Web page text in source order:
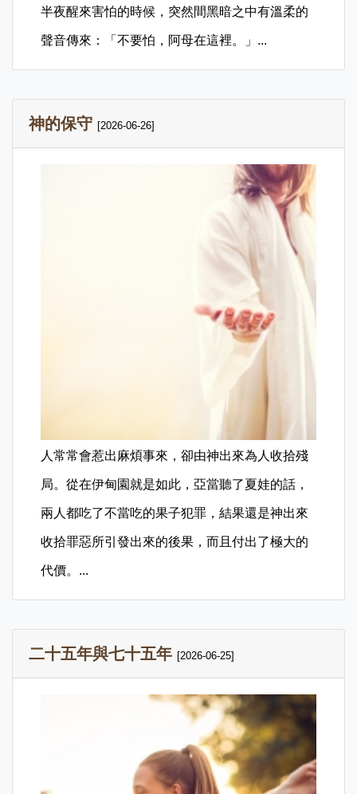
半夜醒來害怕的時候，突然間黑暗之中有溫柔的
聲音傳來：「不要怕，阿母在這裡。」...
神的保守 [2026-06-26]
人常常會惹出麻煩事來，卻由神出來為人收拾殘
局。從在伊甸園就是如此，亞當聽了夏娃的話，
兩人都吃了不當吃的果子犯罪，結果還是神出來
收拾罪惡所引發出來的後果，而且付出了極大的
代價。...
二十五年與七十五年 [2026-06-25]